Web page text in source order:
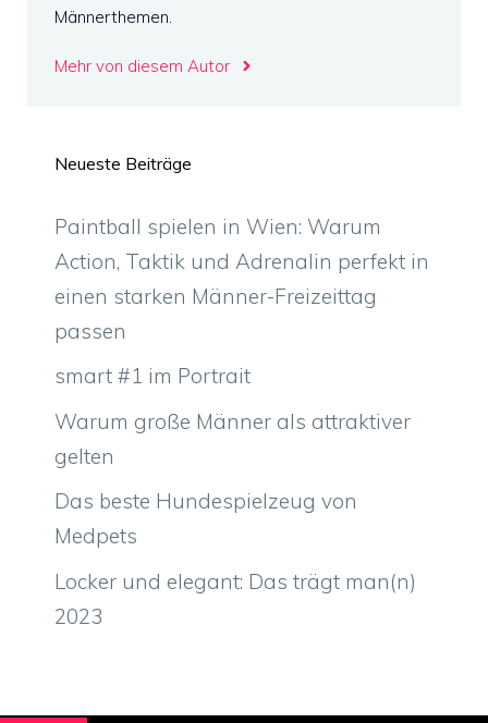
Männerthemen.
Mehr von diesem Autor
Neueste Beiträge
Paintball spielen in Wien: Warum
Action, Taktik und Adrenalin perfekt in
einen starken Männer-Freizeittag
passen
smart #1 im Portrait
Warum große Männer als attraktiver
gelten
Das beste Hundespielzeug von
Medpets
Locker und elegant: Das trägt man(n)
2023